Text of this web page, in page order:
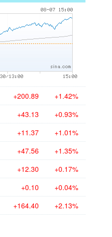
+200.89 +1.42%
+43.13 +0.93%
+11.37 +1.01%
+47.56 +1.35%
+12.30 +0.17%
+0.10 +0.04%
+164.40 +2.13%